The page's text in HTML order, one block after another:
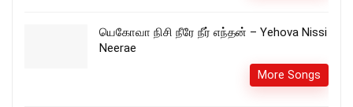
யெகோவா நிசி நீரே நீர் எந்தன் – Yehova Nissi
Neerae
More Songs